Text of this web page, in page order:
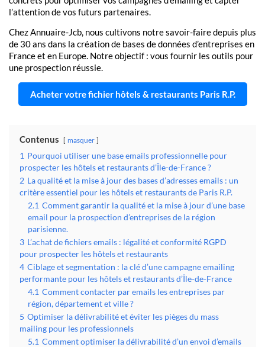
l’attention de vos futurs partenaires.
Chez Annuaire-Jcb, nous cultivons notre savoir-faire depuis plus
de 30 ans dans la création de bases de données d’entreprises en
France et en Europe. Notre objectif : vous fournir les outils pour
une prospection réussie.
Acheter votre fichier hôtels & restaurants Paris R.P.
Contenus masquer
1 Pourquoi utiliser une base emails professionnelle pour
prospecter les hôtels et restaurants d’Île-de-France ?
2 La qualité et la mise à jour des bases d’adresses emails : un
critère essentiel pour les hôtels et restaurants de Paris R.P.
2.1 Comment garantir la qualité et la mise à jour d’une base
email pour la prospection d’entreprises de la région
parisienne.
3 L’achat de fichiers emails : légalité et conformité RGPD
pour prospecter les hôtels et restaurants
4 Ciblage et segmentation : la clé d’une campagne emailing
performante pour les hôtels et restaurants d’Île-de-France
4.1 Comment contacter par emails les entreprises par
région, département et ville ?
5 Optimiser la délivrabilité et éviter les pièges du mass
mailing pour les professionnels
5.1 Comment optimiser la délivrabilité d’un envoi d’emails